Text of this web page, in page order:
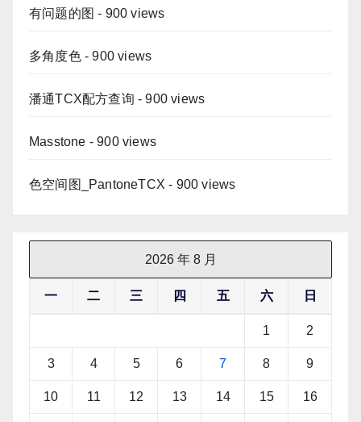
有问题的图 - 900 views
多角度色- 900 views
潘通TCX配方查询 - 900 views
Masstone - 900 views
色空间图_PantoneTCX - 900 views
2026 年 8 月
一 二 三 四 五 六 日
1 2
3 4 5 6 7 8 9
10 11 12 13 14 15 16